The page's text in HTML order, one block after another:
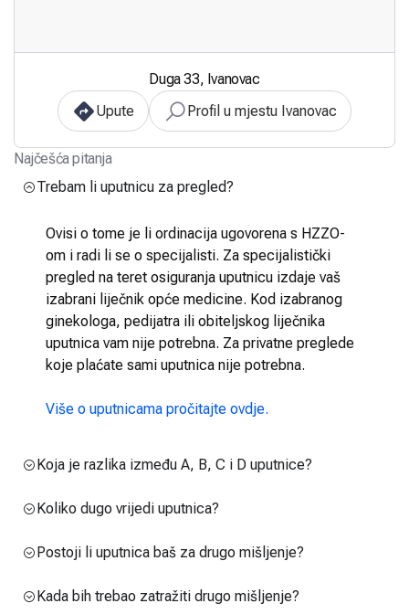
Duga 33, Ivanovac
Upute
Profil u mjestu Ivanovac
Najčešća pitanja
Trebam li uputnicu za pregled?
Ovisi o tome je li ordinacija ugovorena s HZZO-
om i radi li se o specijalisti. Za specijalistički
pregled na teret osiguranja uputnicu izdaje vaš
izabrani liječnik opće medicine. Kod izabranog
ginekologa, pedijatra ili obiteljskog liječnika
uputnica vam nije potrebna. Za privatne preglede
koje plaćate sami uputnica nije potrebna.
Više o uputnicama pročitajte ovdje.
Koja je razlika između A, B, C i D uputnice?
Koliko dugo vrijedi uputnica?
Postoji li uputnica baš za drugo mišljenje?
Kada bih trebao zatražiti drugo mišljenje?